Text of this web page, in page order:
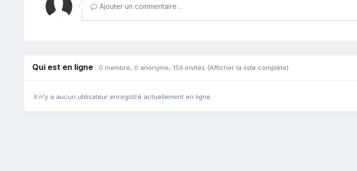
Ajouter un commentaire…
Qui est en ligne 0 membre, 0 anonyme, 159 invités (Afficher la liste complète)
Il n’y a aucun utilisateur enregistré actuellement en ligne